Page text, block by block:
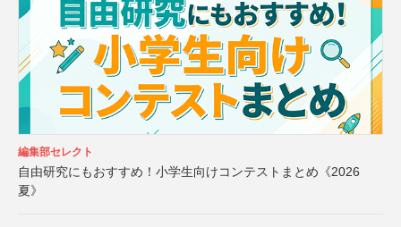
編集部セレクト
自由研究にもおすすめ！小学生向けコンテストまとめ《2026
夏》